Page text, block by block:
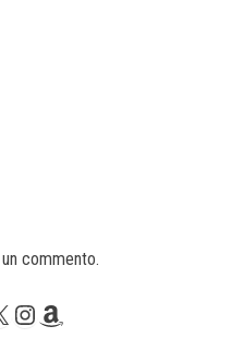
commento.
Instagram
Amazon